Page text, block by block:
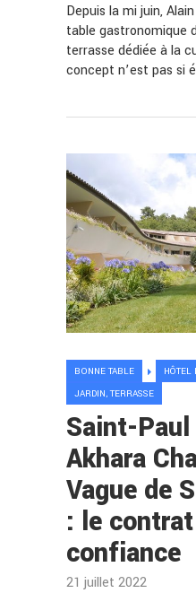
Depuis la mi juin,
table gastronomique
terrasse dédiée à la
concept n’est pas si
BONNE TABLE
HÔTEL
JARDIN, TERRASSE
Saint-Paul
Akhara
Vague de
: le
confiance
21 juillet 2022